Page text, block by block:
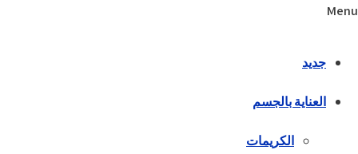
Menu
جديد
العناية بالجسم
الكريمات